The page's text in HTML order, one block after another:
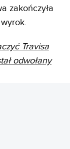
zakończyła
Travisa
odwołany